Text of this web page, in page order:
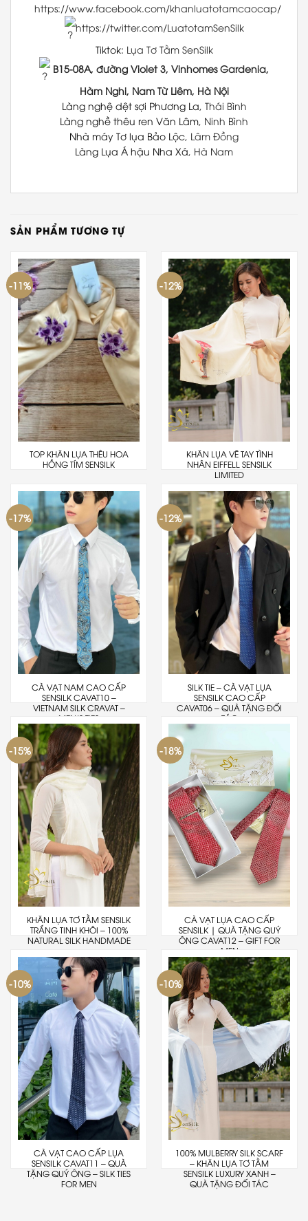
https://www.facebook.com/khanluatotamcaocap/
https://twitter.com/LuatotamSenSilk
Tiktok: Lụa Tơ Tằm SenSilk
B15-08A, đường Violet 3, Vinhomes Gardenia,
Hàm Nghi, Nam Từ Liêm, Hà Nội
Làng nghệ dệt sợi Phương La, Thái Bình
Làng nghề thêu ren Văn Lâm, Ninh Bình
Nhà máy Tơ lụa Bảo Lộc, Lâm Đồng
Làng Lụa Á hậu Nha Xá, Hà Nam
SẢN PHẨM TƯƠNG TỰ
-11%
TOP KHĂN LỤA THÊU HOA
HỒNG TÍM SENSILK
-12%
KHĂN LỤA VẼ TAY TÌNH
NHÂN EIFFELL SENSILK
LIMITED
-17%
CÀ VẠT NAM CAO CẤP
SENSILK CAVAT10 –
VIETNAM SILK CRAVAT –
MEN’S TIES
-12%
SILK TIE – CÀ VẠT LỤA
SENSILK CAO CẤP
CAVAT06 – QUÀ TẶNG ĐỐI
TÁC
-15%
KHĂN LỤA TƠ TẰM SENSILK
TRẮNG TINH KHÔI – 100%
NATURAL SILK HANDMADE
-18%
CÀ VẠT LỤA CAO CẤP
SENSILK | QUÀ TẶNG QUÝ
ÔNG CAVAT12 – GIFT FOR
MEN
-10%
CÀ VẠT CAO CẤP LỤA
SENSILK CAVAT11 – QUÀ
TẶNG QUÝ ÔNG – SILK TIES
FOR MEN
-10%
100% MULBERRY SILK SCARF
– KHĂN LỤA TƠ TẰM
SENSILK LUXURY XANH –
QUÀ TẶNG ĐỐI TÁC